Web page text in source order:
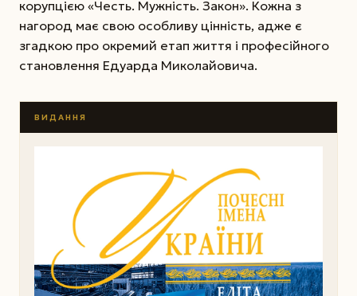
корупцією «Честь. Мужність. Закон». Кожна з
нагород має свою особливу цінність, адже є
згадкою про окремий етап життя і професійного
становлення Едуарда Миколайовича.
ВИДАННЯ